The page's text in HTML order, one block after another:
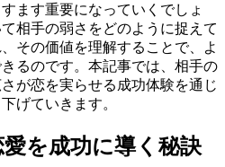
ます重要になっていくでしょ
相手の弱さをどのように捉えて
その価値を理解することで、よ
るのです。本記事では、相手の
が恋を実らせる成功体験を通じ
げていきます。
を成功に導く秘訣